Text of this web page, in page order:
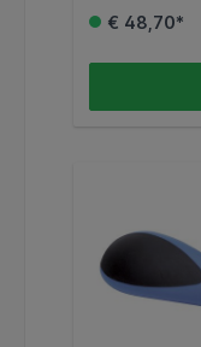
€ 48,70*